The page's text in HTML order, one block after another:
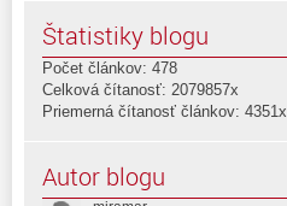
Štatistiky blogu
Počet článkov: 478
Celková čítanosť: 2079857x
Priemerná čítanosť článkov: 4351x
Autor blogu